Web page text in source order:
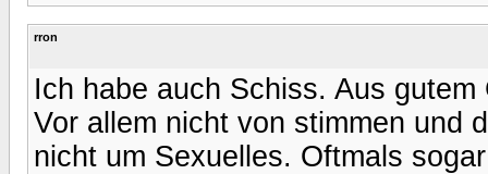
rron
Ich habe auch Schiss. Aus
Vor allem nicht von stimmen und
nicht um Sexuelles. Oftmals